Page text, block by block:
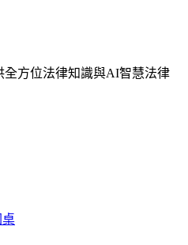
方位法律知識與AI智慧法律
桌